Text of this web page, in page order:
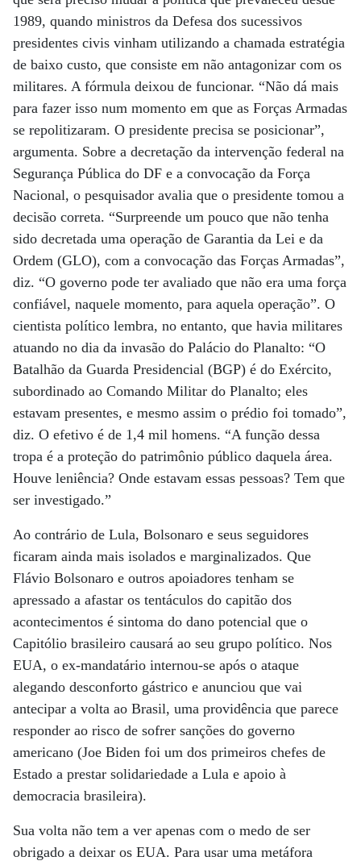
1989, quando ministros da Defesa dos sucessivos
presidentes civis vinham utilizando a chamada estratégia
de baixo custo, que consiste em não antagonizar com os
militares. A fórmula deixou de funcionar. “Não dá mais
para fazer isso num momento em que as Forças Armadas
se repolitizaram. O presidente precisa se posicionar”,
argumenta. Sobre a decretação da intervenção federal na
Segurança Pública do DF e a convocação da Força
Nacional, o pesquisador avalia que o presidente tomou a
decisão correta. “Surpreende um pouco que não tenha
sido decretada uma operação de Garantia da Lei e da
Ordem (GLO), com a convocação das Forças Armadas”,
diz. “O governo pode ter avaliado que não era uma força
confiável, naquele momento, para aquela operação”. O
cientista político lembra, no entanto, que havia militares
atuando no dia da invasão do Palácio do Planalto: “O
Batalhão da Guarda Presidencial (BGP) é do Exército,
subordinado ao Comando Militar do Planalto; eles
estavam presentes, e mesmo assim o prédio foi tomado”,
diz. O efetivo é de 1,4 mil homens. “A função dessa
tropa é a proteção do patrimônio público daquela área.
Houve leniência? Onde estavam essas pessoas? Tem que
ser investigado.”
Ao contrário de Lula, Bolsonaro e seus seguidores
ficaram ainda mais isolados e marginalizados. Que
Flávio Bolsonaro e outros apoiadores tenham se
apressado a afastar os tentáculos do capitão dos
acontecimentos é sintoma do dano potencial que o
Capitólio brasileiro causará ao seu grupo político. Nos
EUA, o ex-mandatário internou-se após o ataque
alegando desconforto gástrico e anunciou que vai
antecipar a volta ao Brasil, uma providência que parece
responder ao risco de sofrer sanções do governo
americano (Joe Biden foi um dos primeiros chefes de
Estado a prestar solidariedade a Lula e apoio à
democracia brasileira).
Sua volta não tem a ver apenas com o medo de ser
obrigado a deixar os EUA. Para usar uma metáfora